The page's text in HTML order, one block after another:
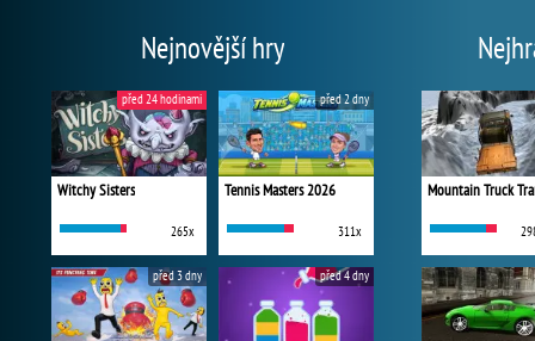
Nejnovější hry
Witchy Sisters
265x
před 24 hodinami
Tennis Masters 2026
311x
před 2 dny
před 3 dny před 4 dny
Mountain Truck